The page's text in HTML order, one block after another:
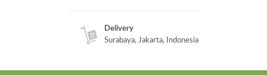
Delivery
Surabaya, Jakarta, Indonesia